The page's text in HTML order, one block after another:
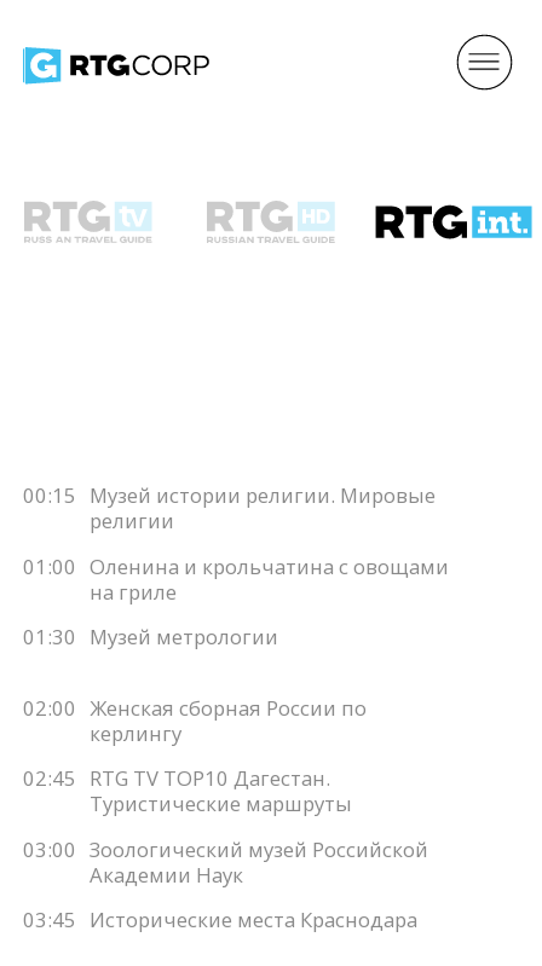
00:15
Музей истории религии. Мировые
религии
01:00 Оленина и крольчатина с овощами
на гриле
01:30
Музей метрологии
02:00 Женская сборная России по
керлингу
02:45
RTG TV TOP10 Дагестан.
Туристические маршруты
03:00 Зоологический музей Российской
Академии Наук
03:45
Исторические места Краснодара